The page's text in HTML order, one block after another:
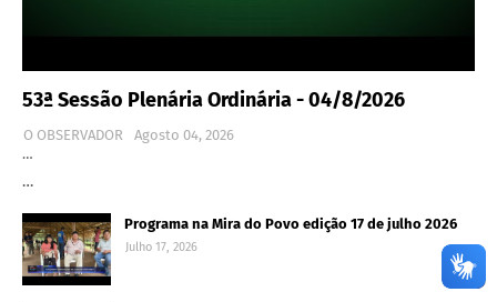
53ª Sessão Plenária Ordinária - 04/8/2026
O OBSERVADOR
Agosto 04, 2026
…
…
Programa na Mira do Povo edição 17 de julho 2026
Julho 17, 2026